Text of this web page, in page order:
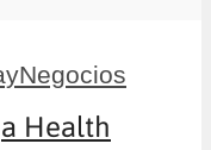
Health